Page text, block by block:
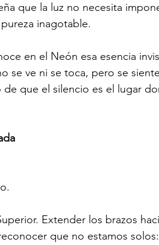
que la luz no necesita
inagotable.
en el Neón esa esencia
se ve ni se toca, pero se
que el silencio es el lugar
Extender los brazos
que no estamos